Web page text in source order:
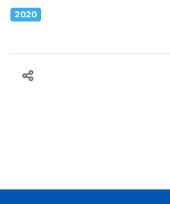
2020